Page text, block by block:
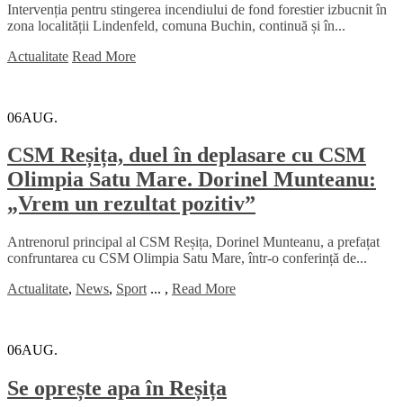
Intervenția pentru stingerea incendiului de fond forestier izbucnit în
zona localității Lindenfeld, comuna Buchin, continuă și în...
Actualitate Read More
06AUG.
CSM Reșița, duel în deplasare cu CSM
Olimpia Satu Mare. Dorinel Munteanu:
„Vrem un rezultat pozitiv”
Antrenorul principal al CSM Reșița, Dorinel Munteanu, a prefațat
confruntarea cu CSM Olimpia Satu Mare, într-o conferință de...
Actualitate, News, Sport ... , Read More
06AUG.
Se oprește apa în Reșița